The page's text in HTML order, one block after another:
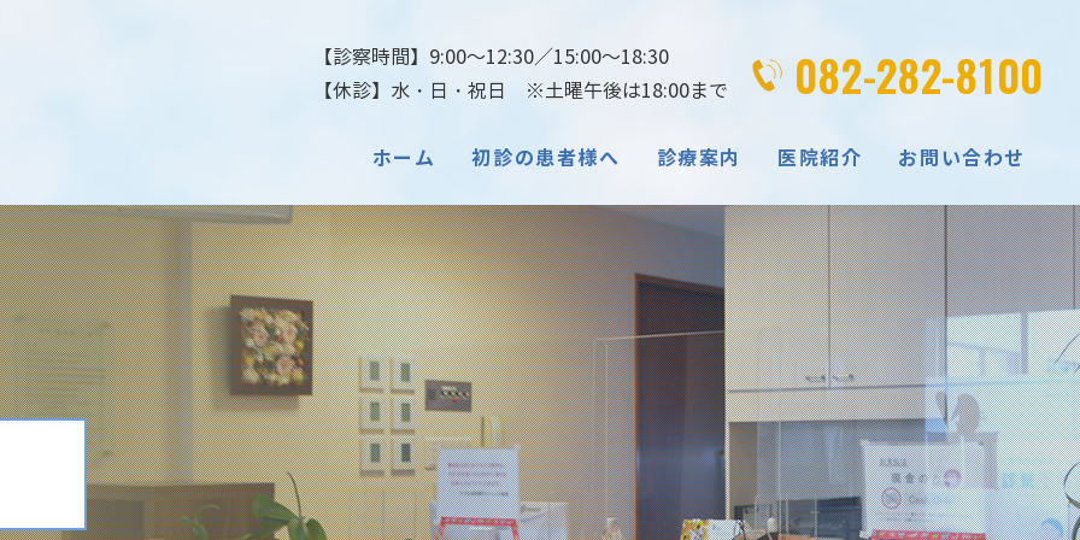
【診察時間】9:00～12:30／15:00～18:30
【休診】水・日・祝日 ※土曜午後は18:00まで
082-282-8100
ホーム 初診の患者様へ 診療案内 医院紹介 お問い合わせ